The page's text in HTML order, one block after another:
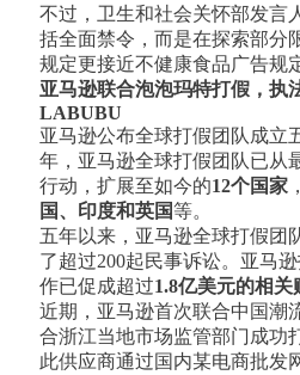
不过，卫生和社会关怀部发言
括全面禁令，而是在探索部分
规定更接近不健康食品广告规
亚马逊联合泡泡玛特打假，执
LABUBU
亚马逊公布全球打假团队成立
年，亚马逊全球打假团队已从
行动，扩展至如今的12个国家
国、印度和英国等。
五年以来，亚马逊全球打假团
了超过200起民事诉讼。亚马
作已促成超过1.8亿美元的相
近期，亚马逊首次联合中国潮
合浙江当地市场监管部门成功
此供应商通过国内某电商批发